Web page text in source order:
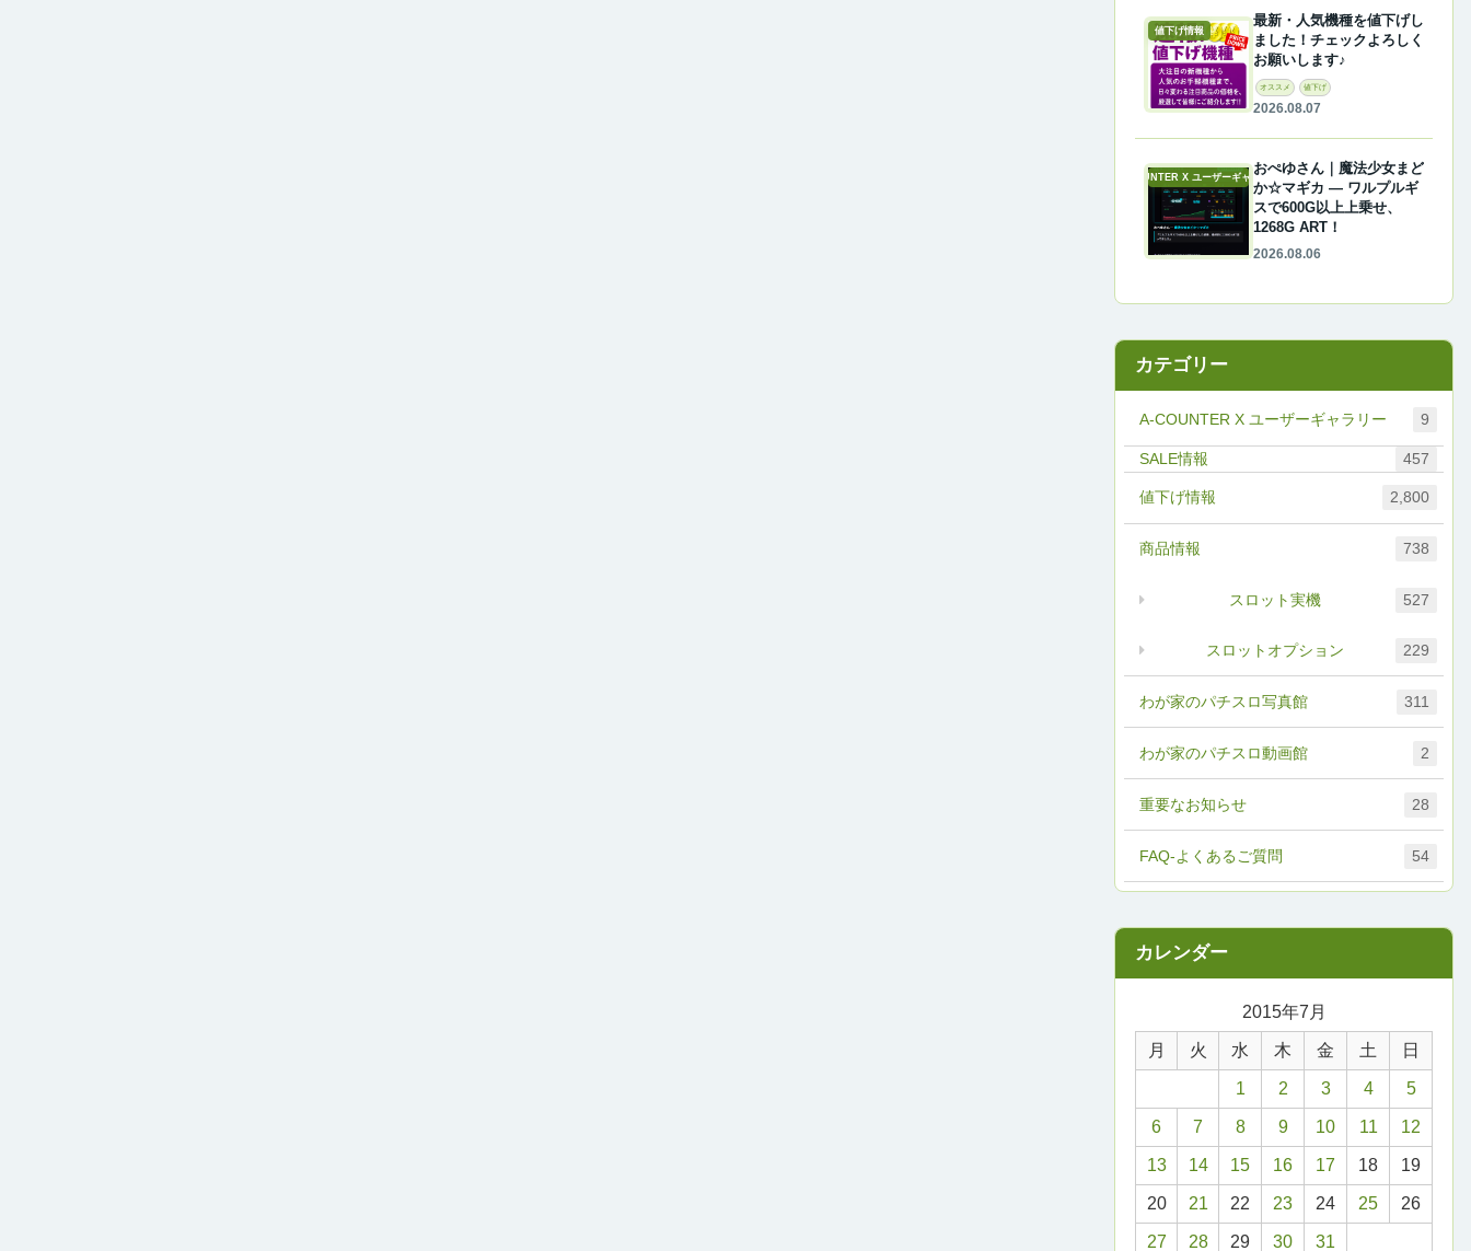
値下げ情報
最新・人気機種を値下げし
ました！チェックよろしく
お願いします♪
オススメ 値下げ
2026.08.07
A-COUNTER X ユーザーギャラリー
おぺゆさん｜魔法少女まど
か☆マギカ ― ワルプルギ
スで600G以上上乗せ、
1268G ART！
2026.08.06
カテゴリー
A-COUNTER X ユーザーギャラリー 9
FAQ-よくあるご質問 54
457
わが家のパチスロ写真館 311
わが家のパチスロ動画館 2
値下げ情報 2,800
商品情報 738
スロットオプション 229
スロット実機 527
重要なお知らせ 28
2015年7月
月 火 水 木 金 土 日
1 2 3 4 5
6 7 8 9 10 11 12
13 14 15 16 17 18 19
20 21 22 23 24 25 26
27 28 29 30 31